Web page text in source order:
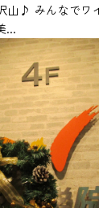
山♪ みんなでワ
...